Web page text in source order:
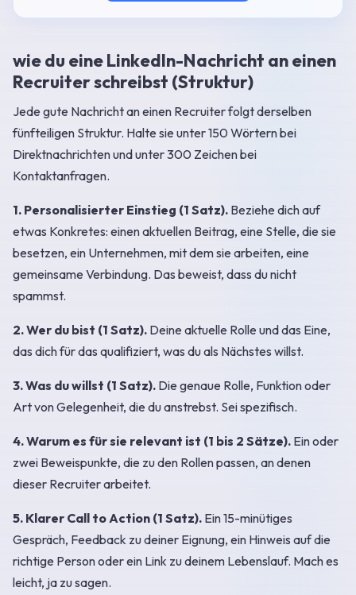
wie du eine LinkedIn-Nachricht an einen
Recruiter schreibst (Struktur)
Jede gute Nachricht an einen Recruiter folgt derselben
fünfteiligen Struktur. Halte sie unter 150 Wörtern bei
Direktnachrichten und unter 300 Zeichen bei
Kontaktanfragen.
1. Personalisierter Einstieg (1 Satz). Beziehe dich auf
etwas Konkretes: einen aktuellen Beitrag, eine Stelle, die sie
besetzen, ein Unternehmen, mit dem sie arbeiten, eine
gemeinsame Verbindung. Das beweist, dass du nicht
spammst.
2. Wer du bist (1 Satz). Deine aktuelle Rolle und das Eine,
das dich für das qualifiziert, was du als Nächstes willst.
3. Was du willst (1 Satz). Die genaue Rolle, Funktion oder
Art von Gelegenheit, die du anstrebst. Sei spezifisch.
4. Warum es für sie relevant ist (1 bis 2 Sätze). Ein oder
zwei Beweispunkte, die zu den Rollen passen, an denen
dieser Recruiter arbeitet.
5. Klarer Call to Action (1 Satz). Ein 15-minütiges
Gespräch, Feedback zu deiner Eignung, ein Hinweis auf die
richtige Person oder ein Link zu deinem Lebenslauf. Mach es
leicht, ja zu sagen.